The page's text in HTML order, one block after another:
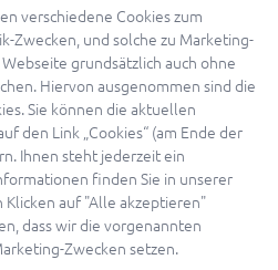
Apple anmelden
in with Google
that you accept ourTerms of
Privacy Policy.
Zugang?Hier registrieren
registrieren.
verschiedene Cookies zum
Zwecken, und solche zu Marketing-
grundsätzlich auch ohne
Hiervon ausgenommen sind die
Sie können die aktuellen
den Link „Cookies“ (am Ende der
Ihnen steht jederzeit ein
finden Sie in unserer
Klicken auf "Alle akzeptieren"
dass wir die vorgenannten
Zwecken setzen.